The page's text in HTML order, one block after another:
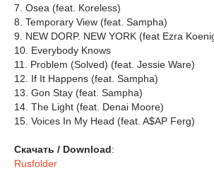
7. Osea (feat. Koreless)
8. Temporary View (feat. Sampha)
9. NEW DORP. NEW YORK (feat Ezra
10. Everybody Knows
11. Problem (Solved) (feat. Jessie Ware)
12. If It Happens (feat. Sampha)
13. Gon Stay (feat. Sampha)
14. The Light (feat. Denai Moore)
15. Voices In My Head (feat. A$AP Ferg)
Скачать / Download:
Rusfolder